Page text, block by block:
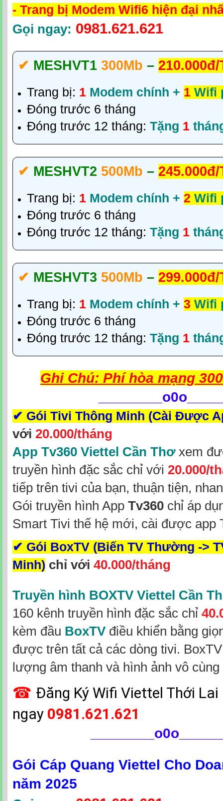
- Trang bị Modem Wifi6 hiện đại
Gọi ngay: 0981.621.621
✔‎ MESHVT1 300Mb –
Trang bị: 1 Modem chính + 1 Wifi
Đóng trước 6 tháng
Đóng trước 12 tháng: Tặng 1
✔‎ MESHVT2 500Mb –
Trang bị: 1 Modem chính + 2 Wifi
Đóng trước 6 tháng
Đóng trước 12 tháng: Tặng 1
✔‎ MESHVT3 500Mb –
Trang bị: 1 Modem chính + 3 Wifi
Đóng trước 6 tháng
Đóng trước 12 tháng: Tặng 1
Ghi Chú: Phí hòa mạng
✔ Gói Tivi Thông Minh (Cài Được
với 20.000/tháng
App Tv360 Viettel Cần Thơxem
truyền hình đặc sắc chỉ với 20.000/
tiếp trên tivi của bạn, thuận tiện,
Gói truyền hình App Tv360 chỉ áp
Smart Tivi thế hệ mới, cài được app
✔ Gói BoxTV (Biến TV Thường ->
Minh) chỉ với 40.000/tháng
Truyền hình BOXTV Viettel Cần
160 kênh truyền hình đặc sắc chỉ
kèm đầu BoxTV điều khiển bằng
được trên tất cả các dòng tivi.
lượng âm thanh và hình ảnh vô
☎ Đăng Ký Wifi Viettel Thới Lai
ngay 0981.621.621
Gói Cáp Quang Viettel Cho
năm 2025